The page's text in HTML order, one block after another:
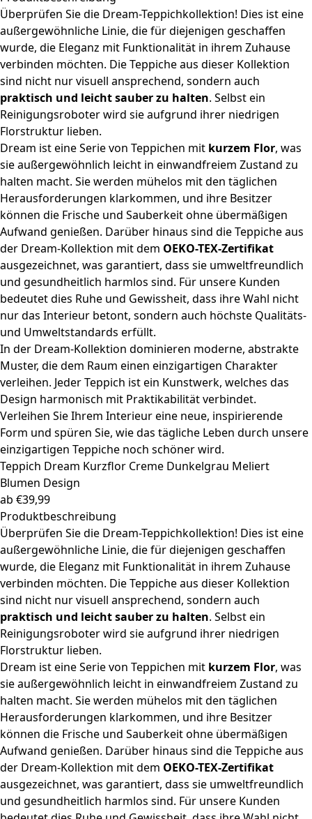
Überprüfen Sie die Dream-Teppichkollektion! Dies ist eine
außergewöhnliche Linie, die für diejenigen geschaffen
wurde, die Eleganz mit Funktionalität in ihrem Zuhause
verbinden möchten. Die Teppiche aus dieser Kollektion
sind nicht nur visuell ansprechend, sondern auch
praktisch und leicht sauber zu halten. Selbst ein
Reinigungsroboter wird sie aufgrund ihrer niedrigen
Florstruktur lieben.
Dream ist eine Serie von Teppichen mit kurzem Flor, was
sie außergewöhnlich leicht in einwandfreiem Zustand zu
halten macht. Sie werden mühelos mit den täglichen
Herausforderungen klarkommen, und ihre Besitzer
können die Frische und Sauberkeit ohne übermäßigen
Aufwand genießen. Darüber hinaus sind die Teppiche aus
der Dream-Kollektion mit dem OEKO-TEX-Zertifikat
ausgezeichnet, was garantiert, dass sie umweltfreundlich
und gesundheitlich harmlos sind. Für unsere Kunden
bedeutet dies Ruhe und Gewissheit, dass ihre Wahl nicht
nur das Interieur betont, sondern auch höchste Qualitäts-
und Umweltstandards erfüllt.
In der Dream-Kollektion dominieren moderne, abstrakte
Muster, die dem Raum einen einzigartigen Charakter
verleihen. Jeder Teppich ist ein Kunstwerk, welches das
Design harmonisch mit Praktikabilität verbindet.
Verleihen Sie Ihrem Interieur eine neue, inspirierende
Form und spüren Sie, wie das tägliche Leben durch unsere
einzigartigen Teppiche noch schöner wird.
Teppich Dream Kurzflor Creme Dunkelgrau Meliert
Blumen Design
ab €39,99
Produktbeschreibung
Überprüfen Sie die Dream-Teppichkollektion! Dies ist eine
außergewöhnliche Linie, die für diejenigen geschaffen
wurde, die Eleganz mit Funktionalität in ihrem Zuhause
verbinden möchten. Die Teppiche aus dieser Kollektion
sind nicht nur visuell ansprechend, sondern auch
praktisch und leicht sauber zu halten. Selbst ein
Reinigungsroboter wird sie aufgrund ihrer niedrigen
Florstruktur lieben.
Dream ist eine Serie von Teppichen mit kurzem Flor, was
sie außergewöhnlich leicht in einwandfreiem Zustand zu
halten macht. Sie werden mühelos mit den täglichen
Herausforderungen klarkommen, und ihre Besitzer
können die Frische und Sauberkeit ohne übermäßigen
Aufwand genießen. Darüber hinaus sind die Teppiche aus
der Dream-Kollektion mit dem OEKO-TEX-Zertifikat
ausgezeichnet, was garantiert, dass sie umweltfreundlich
und gesundheitlich harmlos sind. Für unsere Kunden